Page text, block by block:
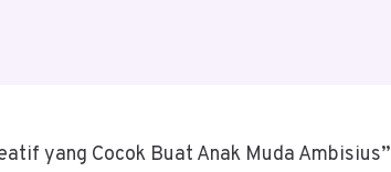
yang Cocok Buat Anak Muda Ambisius”